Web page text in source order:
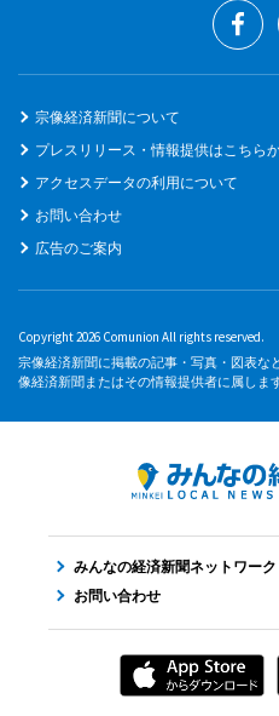
宗像経済新聞について
プレスリリース・情報提供はこちら
アクセスデータの利用について
お問い合わせ
広告のご案内
Copyright 2026 Comunion All rights reserved.
宗像経済新聞に掲載の記事・写真・図表な
像経済新聞またはその情報提供者に属します
みんなの経済新聞ネットワーク
お問い合わせ